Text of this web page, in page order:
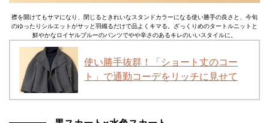
襟を開けてもサマになり、閉じるときれいなスタンドカラーになる使い勝手の良さと、今旬
のゆったりシルエットがサッと羽織るだけで品よくキマる。ざっくりめのタートルニットと
鮮やかなロイヤルブルーのパンツでやや辛さのあるキレのいいスタイルに。
使い勝手抜群！「ショート丈のコー
ト」で通勤コーデをリッチに見せて